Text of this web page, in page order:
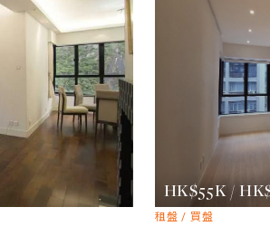
HK$55K /
租盤 / 買盤